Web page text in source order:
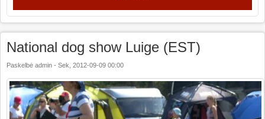
National dog show Luige (EST)
Paskelbė admin - Sek, 2012-09-09 00:00